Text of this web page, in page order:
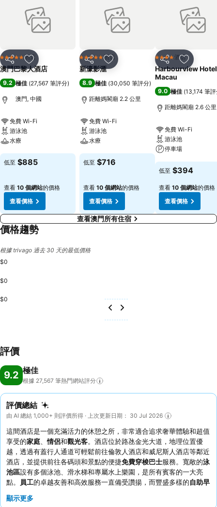
分享 放到收藏夾
5 星級 酒店
澳門巴黎人酒店
9.2 極佳 (27,567 筆評分)
澳門, 中國
免費 Wi-Fi
游泳池
水療
查看價格
低至 $885
查看 10 個網站的價格
查看價格
分享 放到收藏夾
5 星級 酒店
新濠影滙
8.9 極佳 (30,050 筆評分)
距離媽閣廟 2.2 公里
免費 Wi-Fi
游泳池
水療
查看價格
低至 $716
查看 10 個網站的價格
查看價格
分享 放到收藏
4 星級 酒店
Harbourview Hotel
Macau
9.0 極佳 (13,174 筆
距離媽閣廟 2.6 公里
免費 Wi-Fi
游泳池
停車場
查看價格
低至 $394
查看 10 個網站的價格
查看價格
查看澳門所有住宿
價格趨勢
根據 trivago 過去 30 天的最低價格
$0
$0
$0
評價
9.2 極佳
根據 27,567 筆熱門網站評分
評價總結
由 AI 總結 1,000+ 則評價所得 · 上次更新日期： 30 Jul 2026
這間酒店是一個充滿活力的休憩之所，非常適合追求奢華體驗和超值
享受的家庭 、情侶和觀光客。酒店位於路氹金光大道，地理位置優
越，透過有蓋行人通道可輕鬆前往倫敦人酒店和威尼斯人酒店等鄰近
酒店，並提供前往各碼頭和景點的便捷免費穿梭巴士服務。寬敞的泳
池區設有多個泳池、滑水梯和專屬水上樂園，是所有賓客的一大亮
點。
員工的卓越友善和高效服務一直備受讚揚，而豐盛多樣的自助早
訂高樓層客房，欣賞路氹金光大道令人印象深刻的天際線美景。
顯示更多